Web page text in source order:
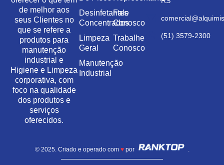
de melhor aos
seus Clientes no
que se refere a
produtos para
manutenção
industrial e
Higiene e Limpeza
corporativa, com
foco na qualidade
dos produtos e
serviços
oferecidos.
Desinfetantes
Concentrados
Limpeza
Geral
Manutenção
Industrial
Fale
Conosco
Trabalhe
Conosco
(51) 3579-2300
© 2025. Criado e operado com ♥por .